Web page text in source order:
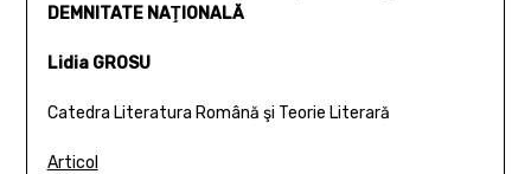
DEMNITATE NAŢIONALĂ
Lidia GROSU
Catedra Literatura Română şi Teorie Literară
Articol